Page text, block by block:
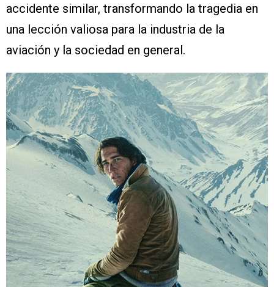
accidente similar, transformando la tragedia en
una lección valiosa para la industria de la
aviación y la sociedad en general.